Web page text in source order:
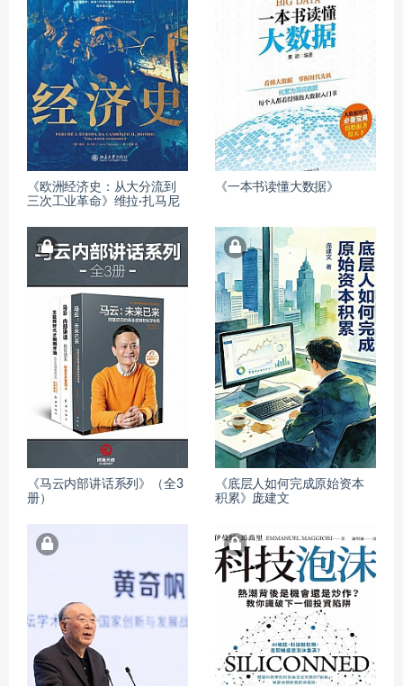
《欧洲经济史：从大分流到
三次工业革命》维拉·扎马尼
《一本书读懂大数据》
《马云内部讲话系列》（全3
册）
《底层人如何完成原始资本
积累》庞建文